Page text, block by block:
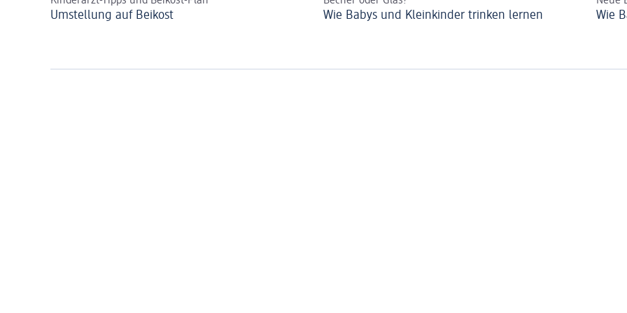
Umstellung auf Beikost Wie Babys und Kleinkinder trinken lernen Wie